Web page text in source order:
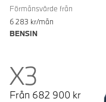
Förmånsvärde från
6 283 kr/mån
BENSIN
X3
Från 682 900 kr